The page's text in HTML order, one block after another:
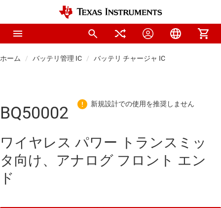
ホーム バッテリ管理 IC バッテリ チャージャ IC
BQ50002
ワイヤレス パワー トランスミッ
タ向け、アナログ フロント エン
ド